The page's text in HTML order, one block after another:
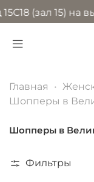
15) на
Главная
Шопперы в
Шопперы в
Фильтры